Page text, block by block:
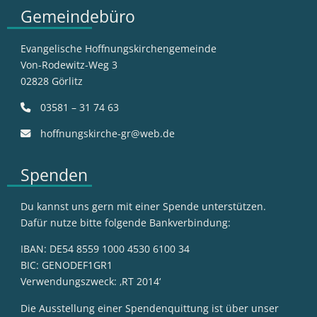
Gemeindebüro
Evangelische Hoffnungskirchengemeinde
Von-Rodewitz-Weg 3
02828 Görlitz
03581 – 31 74 63
hoffnungskirche-gr@web.de
Spenden
Du kannst uns gern mit einer Spende unterstützen.
Dafür nutze bitte folgende Bankverbindung:
IBAN: DE54 8559 1000 4530 6100 34
BIC: GENODEF1GR1
Verwendungszweck: ‚RT 2014‘
Die Ausstellung einer Spendenquittung ist über unser